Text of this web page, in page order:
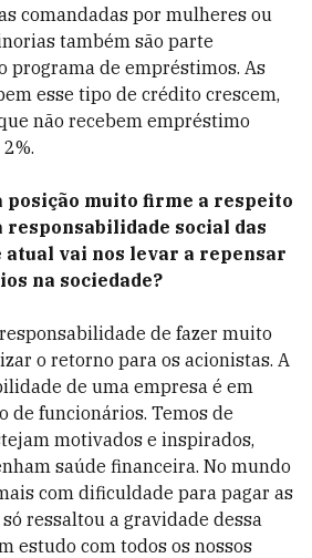
comandadas por mulheres ou
também são parte
programa de empréstimos. As
esse tipo de crédito crescem,
não recebem empréstimo
posição muito firme a respeito
responsabilidade social das
atual vai nos levar a repensar
na sociedade?
de fazer muito
o retorno para os acionistas. A
de uma empresa é em
de funcionários. Temos de
motivados e inspirados,
saúde financeira. No mundo
com dificuldade para pagar as
ressaltou a gravidade dessa
estudo com todos os nossos